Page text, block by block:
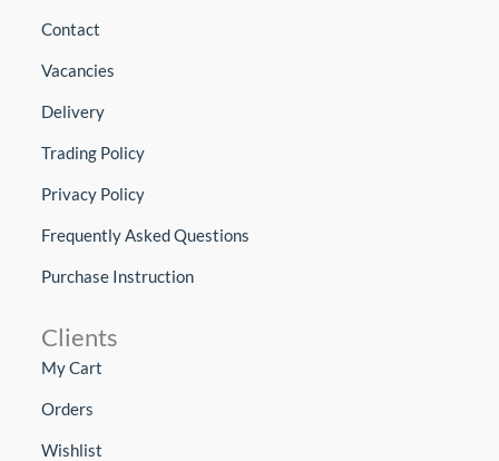
Contact
Vacancies
Delivery
Trading Policy
Privacy Policy
Frequently Asked Questions
Purchase Instruction
Clients
My Cart
Orders
Wishlist